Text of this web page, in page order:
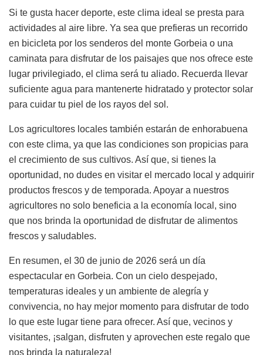
Si te gusta hacer deporte, este clima ideal se presta para
actividades al aire libre. Ya sea que prefieras un recorrido
en bicicleta por los senderos del monte Gorbeia o una
caminata para disfrutar de los paisajes que nos ofrece este
lugar privilegiado, el clima será tu aliado. Recuerda llevar
suficiente agua para mantenerte hidratado y protector solar
para cuidar tu piel de los rayos del sol.
Los agricultores locales también estarán de enhorabuena
con este clima, ya que las condiciones son propicias para
el crecimiento de sus cultivos. Así que, si tienes la
oportunidad, no dudes en visitar el mercado local y adquirir
productos frescos y de temporada. Apoyar a nuestros
agricultores no solo beneficia a la economía local, sino
que nos brinda la oportunidad de disfrutar de alimentos
frescos y saludables.
En resumen, el 30 de junio de 2026 será un día
espectacular en Gorbeia. Con un cielo despejado,
temperaturas ideales y un ambiente de alegría y
convivencia, no hay mejor momento para disfrutar de todo
lo que este lugar tiene para ofrecer. Así que, vecinos y
visitantes, ¡salgan, disfruten y aprovechen este regalo que
nos brinda la naturaleza!